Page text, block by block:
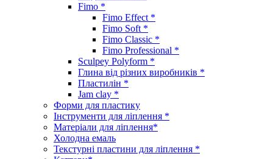
Fimo *
Fimo Effect *
Fimo Soft *
Fimo Classic *
Fimo Professional *
Sculpey Polyform *
Глина від різних виробників *
Пластилін *
Jam clay *
Форми для пластику
Інструменти для ліплення *
Матеріали для ліплення*
Холодна емаль
Текстурні пластини для ліплення *